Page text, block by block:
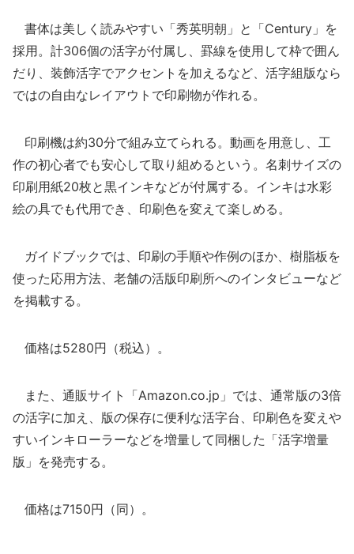
書体は美しく読みやすい「秀英明朝」と「Century」を
採用。計306個の活字が付属し、罫線を使用して枠で囲ん
だり、装飾活字でアクセントを加えるなど、活字組版なら
ではの自由なレイアウトで印刷物が作れる。
印刷機は約30分で組み立てられる。動画を用意し、工
作の初心者でも安心して取り組めるという。名刺サイズの
印刷用紙20枚と黒インキなどが付属する。インキは水彩
絵の具でも代用でき、印刷色を変えて楽しめる。
ガイドブックでは、印刷の手順や作例のほか、樹脂板を
使った応用方法、老舗の活版印刷所へのインタビューなど
を掲載する。
価格は5280円（税込）。
また、通販サイト「Amazon.co.jp」では、通常版の3倍
の活字に加え、版の保存に便利な活字台、印刷色を変えや
すいインキローラーなどを増量して同梱した「活字増量
版」を発売する。
価格は7150円（同）。